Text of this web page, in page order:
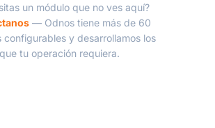
un módulo que no ves aquí?
— Odnos tiene más de 60
configurables y desarrollamos los
que tu operación requiera.